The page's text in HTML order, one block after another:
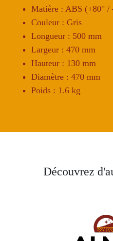
Matière : ABS (+80° /
Couleur : Gris
Longueur : 500 mm
Largeur : 470 mm
Hauteur : 130 mm
Diamètre : 470 mm
Poids : 1.6 kg
Découvrez